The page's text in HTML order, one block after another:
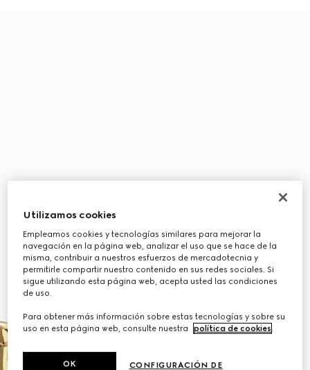
Utilizamos cookies
Empleamos cookies y tecnologías similares para mejorar la
navegación en la página web, analizar el uso que se hace de la
misma, contribuir a nuestros esfuerzos de mercadotecnia y
permitirle compartir nuestro contenido en sus redes sociales. Si
sigue utilizando esta página web, acepta usted las condiciones
de uso.
Para obtener más información sobre estas tecnologías y sobre su
uso en esta página web, consulte nuestra
política de cookies
CONFIGURACIÓN DE
OK